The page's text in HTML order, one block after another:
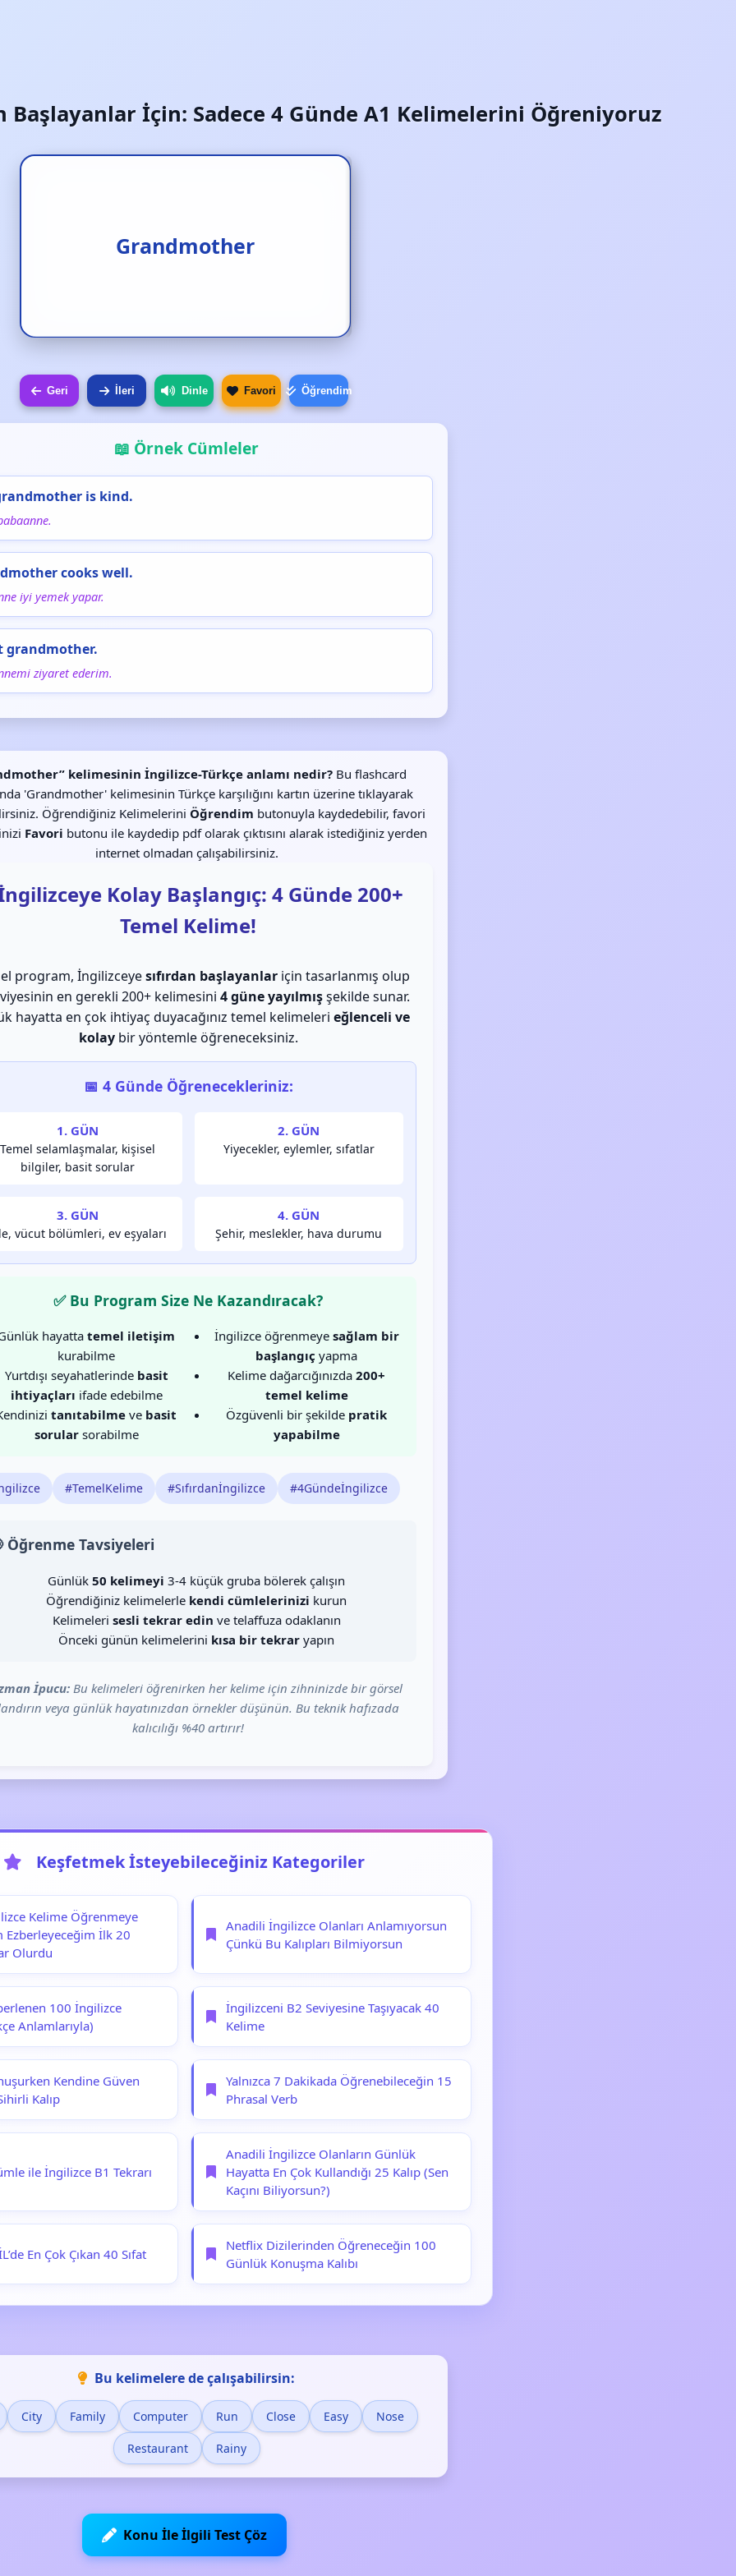
Başlayanlar İçin: Sadece 4 Günde A1 Kelimelerini Öğreniyoruz
Grandmother
Büyükanne
Geri İleri Dinle Favori Öğrendim
📖 Örnek Cümleler
is kind.
cooks well.
iyi yemek yapar.
grandmother.
ziyaret ederim.
kelimesinin İngilizce-Türkçe anlamı nedir?Bu flashcard
'Grandmother' kelimesinin Türkçe karşılığını kartın üzerine tıklayarak
Öğrendiğiniz Kelimelerini Öğrendim butonuyla kaydedebilir, favori
Favori butonu ile kaydedip pdf olarak çıktısını alarak istediğiniz yerden
internet olmadan çalışabilirsiniz.
Kolay Başlangıç: 4 Günde 200+
Temel Kelime!
program, İngilizceyesıfırdan başlayanlar için tasarlanmış olup
en gerekli 200+ kelimesini 4 güne yayılmışşekilde sunar.
hayatta en çok ihtiyaç duyacağınız temel kelimeleri eğlenceli ve
kolaybir yöntemle öğreneceksiniz.
📅 4 Günde Öğrenecekleriniz:
1. GÜN
Temel selamlaşmalar, kişisel
bilgiler, basit sorular
2. GÜN
Yiyecekler, eylemler, sıfatlar
3. GÜN
vücut bölümleri, ev eşyaları
4. GÜN
Şehir, meslekler, hava durumu
✅ Bu Program Size Ne Kazandıracak?
hayatta temel iletişim
kurabilme
Yurtdışı seyahatlerinde basit
ihtiyaçları ifade edebilme
tanıtabilme ve basit
sorularsorabilme
İngilizce öğrenmeye sağlam bir
başlangıç yapma
Kelime dağarcığınızda 200+
temel kelime
Özgüvenli bir şekilde pratik
yapabilme
#TemelKelime #Sıfırdanİngilizce #4Gündeİngilizce
Öğrenme Tavsiyeleri
Günlük 50 kelimeyi 3-4 küçük gruba bölerek çalışın
Öğrendiğiniz kelimelerle kendi cümlelerinizi kurun
Kelimeleri sesli tekrar edin ve telaffuza odaklanın
Önceki günün kelimelerini kısa bir tekrar yapın
İpucu:Bu kelimeleri öğrenirken her kelime için zihninizde bir görsel
veya günlük hayatınızdan örnekler düşünün. Bu teknik hafızada
kalıcılığı %40 artırır!
Keşfetmek İsteyebileceğiniz Kategoriler
Kelime Öğrenmeye
Ezberleyeceğim İlk 20
Olurdu
Anadili İngilizce Olanları Anlamıyorsun
Çünkü Bu Kalıpları Bilmiyorsun
100 İngilizce
Anlamlarıyla)
İngilizceni B2 Seviyesine Taşıyacak 40
Kelime
Kendine Güven
Kalıp
Yalnızca 7 Dakikada Öğrenebileceğin 15
Phrasal Verb
ile İngilizce B1 Tekrarı
Anadili İngilizce Olanların Günlük
Hayatta En Çok Kullandığı 25 Kalıp (Sen
Kaçını Biliyorsun?)
En Çok Çıkan 40 Sıfat
Netflix Dizilerinden Öğreneceğin 100
Günlük Konuşma Kalıbı
Bu kelimelere de çalışabilirsin:
City Family Computer Run Close Easy Nose
Restaurant Rainy
Konu İle İlgili Test Çöz